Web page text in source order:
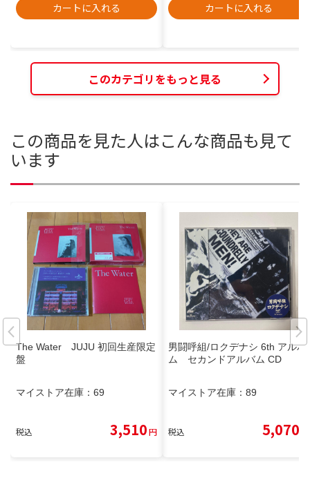
カートに入れる カートに入れる
このカテゴリをもっと見る
この商品を見た人はこんな商品も見て
います
The Water JUJU 初回生産限定
盤
マイストア在庫： 69
税込 3,510円
男闘呼組/ロクデナシ 6th アルバ
ム セカンドアルバム CD
マイストア在庫： 89
税込 5,070